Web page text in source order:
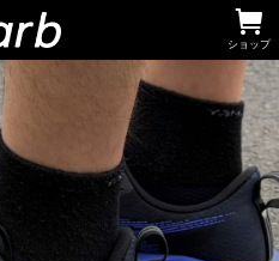
ショップ